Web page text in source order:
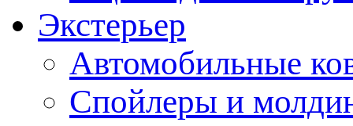
Экстерьер
Автомобильные
Спойлеры и